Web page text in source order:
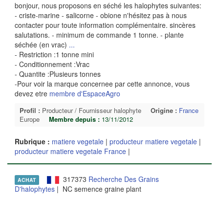
bonjour, nous proposons en séché les halophytes suivantes:
- criste-marine - salicorne - obione n'hésitez pas à nous
contacter pour toute information complémentaire. sincères
salutations. - minimum de commande 1 tonne. - plante
séchée (en vrac) ...
- Restriction :1 tonne mini
- Conditionnement :Vrac
- Quantite :Plusieurs tonnes
-Pour voir la marque concernee par cette annonce, vous
devez etre membre d'EspaceAgro
Profil : Producteur / Fournisseur halophyte Origine : France
Europe
Membre depuis : 13/11/2012
Rubrique : matiere vegetale | producteur matiere vegetale |
producteur matiere vegetale France |
ACHAT 317373 Recherche Des Grains
D'halophytes | NC semence graine plant